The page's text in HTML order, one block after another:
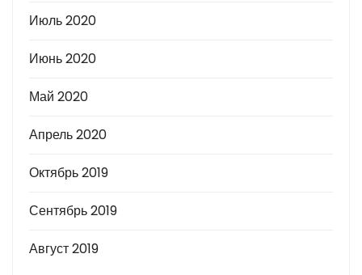
Июль 2020
Июнь 2020
Май 2020
Апрель 2020
Октябрь 2019
Сентябрь 2019
Август 2019